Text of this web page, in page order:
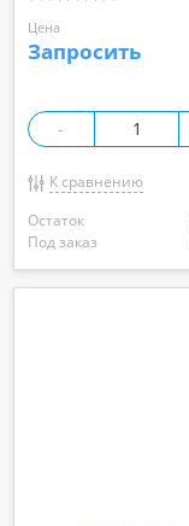
Цена
Запросить
-
К сравнению
Остаток
Под заказ